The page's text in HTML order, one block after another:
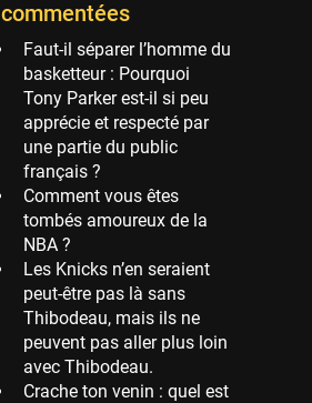
53 sessions
Jeux Olympiques
52 sessions
Atlanta Hawks
45 sessions
Chicago Bulls
41 sessions
Memphis Grizzlies
39 sessions
Cleveland Cavaliers
38 sessions
Orlando Magic
36 sessions
commentées
Faut-il séparer l’homme du
basketteur : Pourquoi
Tony Parker est-il si peu
apprécie et respecté par
une partie du public
français ?
Comment vous êtes
tombés amoureux de la
NBA ?
Les Knicks n’en seraient
peut-être pas là sans
Thibodeau, mais ils ne
peuvent pas aller plus loin
avec Thibodeau.
Crache ton venin : quel est